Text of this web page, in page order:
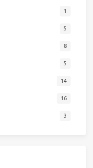
1
5
8
5
14
16
3